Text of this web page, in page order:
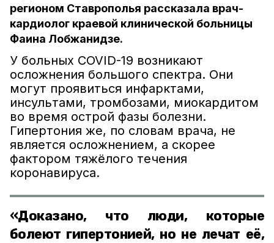
регионом Ставрополья рассказала врач-
кардиолог краевой клинической больницы
Фаина Лобжанидзе.
У больных COVID-19 возникают
осложнения большого спектра. Они
могут проявиться инфарктами,
инсультами, тромбозами, миокардитом
во время острой фазы болезни.
Гипертония же, по словам врача, не
является осложнением, а скорее
фактором тяжёлого течения
коронавируса.
«Доказано, что люди, которые
болеют гипертонией, но не лечат её,